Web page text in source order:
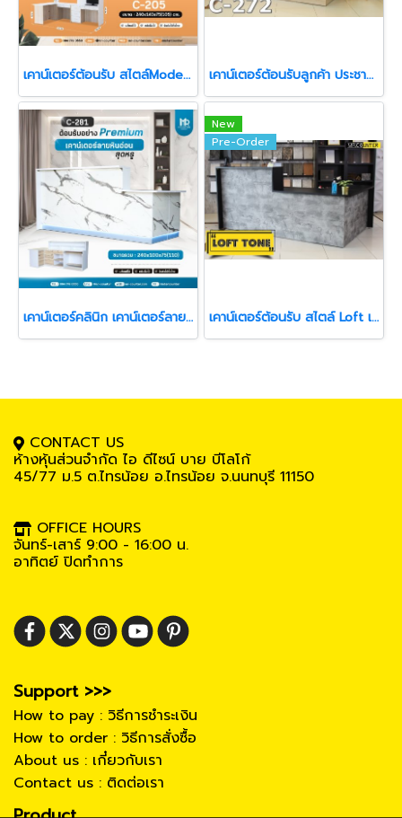
เคาน์เตอร์ต้อนรับ สไตล์Modern ตัวแอล เคาน์เตอร์ต้อนรับลูกค้า ประชาสัมพันธ์
เคาน์เตอร์คลินิก เคาน์เตอร์ลายหินอ่อนหรูหรา
New
Pre-Order
เคาน์เตอร์ต้อนรับ สไตล์ Loft เคาน์เตอร์รับลูกค้า
CONTACT US
ห้างหุ้นส่วนจำกัด ไอ ดีไซน์ บาย บีโลโก้
45/77 ม.5 ต.ไทรน้อย อ.ไทรน้อย จ.นนทบุรี 11150
OFFICE HOURS
จันทร์-เสาร์ 9:00 - 16:00 น.
อาทิตย์ ปิดทำการ
Support >>>
How to pay : วิธีการชำระเงิน
How to order : วิธีการสั่งซื้อ
About us : เกี๋ยวกับเรา
Contact us : ติดต่อเรา